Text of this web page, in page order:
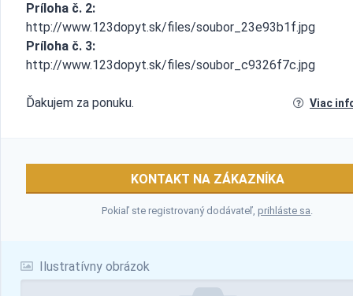
Ilustratívny obrázok
Príloha č. 2:
http://www.123dopyt.sk/files/soubor_23e93b1f.jpg
Príloha č. 3:
http://www.123dopyt.sk/files/soubor_c9326f7c.jpg
Ďakujem za ponuku. Viac
KONTAKT NA ZÁKAZNÍKA
Pokiaľ ste registrovaný dodávateľ,prihláste sa.